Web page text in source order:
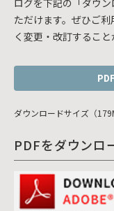
ただけます。ぜひご
く変更・改訂するこ
ダウンロードサイズ（
PDFをダウンロ